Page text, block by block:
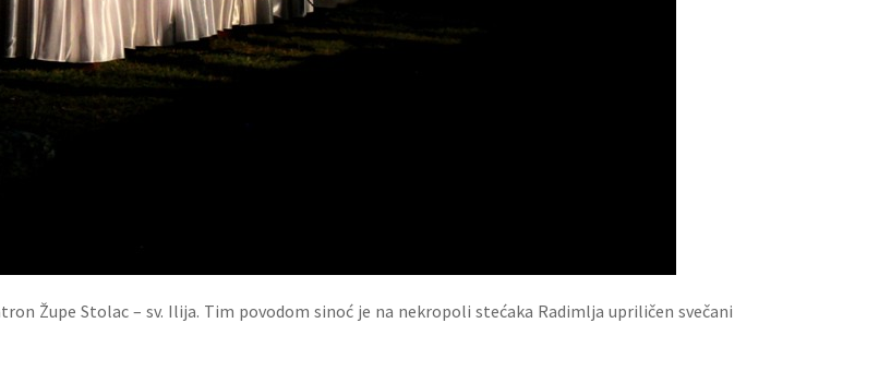
Župe Stolac – sv. Ilija. Tim povodom sinoć je na nekropoli stećaka Radimlja upriličen svečani